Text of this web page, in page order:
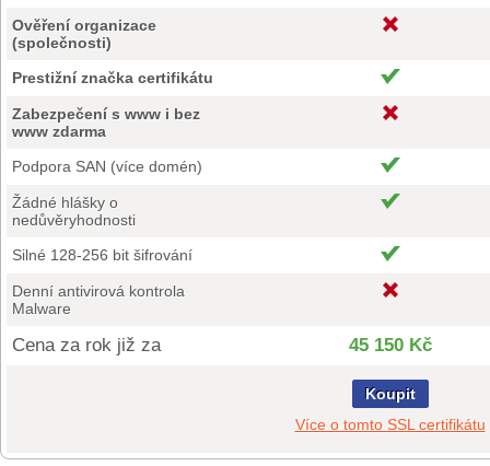
Ověření organizace
(společnosti)
Prestižní značka certifikátu
Zabezpečení s www i bez
www zdarma
Podpora SAN (více domén)
Žádné hlášky o
nedůvěryhodnosti
Silné 128-256 bit šifrování
Denní antivirová kontrola
Malware
Cena za rok již za 45 150 Kč
Koupit
Více o tomto SSL certifikátu